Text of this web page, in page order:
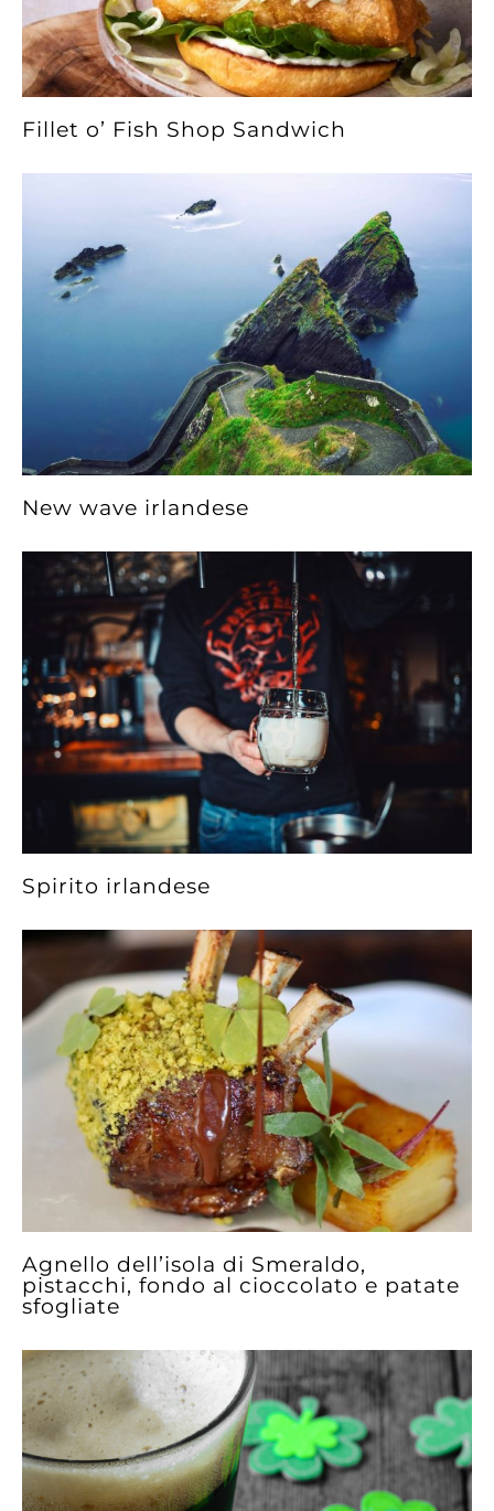
Fillet o’ Fish Shop Sandwich
New wave irlandese
Spirito irlandese
Agnello dell’isola di Smeraldo,
pistacchi, fondo al cioccolato e patate
sfogliate